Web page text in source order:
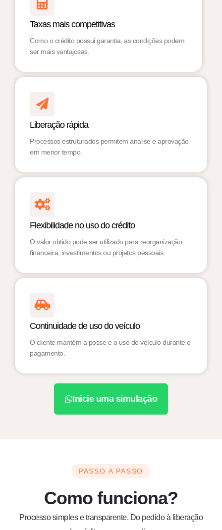
Taxas mais competitivas
Como o crédito possui garantia, as condições podem
ser mais vantajosas.
Liberação rápida
Processos estruturados permitem análise e aprovação
em menor tempo.
Flexibilidade no uso do crédito
O valor obtido pode ser utilizado para reorganização
financeira, investimentos ou projetos pessoais.
Continuidade de uso do veículo
O cliente mantém a posse e o uso do veículo durante o
pagamento.
Inicie uma simulação
PASSO A PASSO
Como funciona?
Processo simples e transparente. Do pedido à liberação